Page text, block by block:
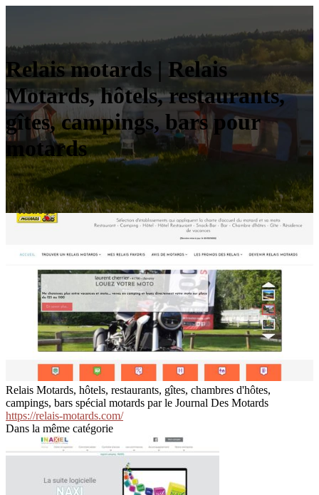
Relais motards | Relais
Motards, hôtels, restaurants,
gîtes, campings, bars pour
motards
Relais Motards, hôtels, restaurants, gîtes, chambres d'hôtes,
campings, bars spécial motards par le Journal Des Motards
https://relais-motards.com/
Dans la même catégorie